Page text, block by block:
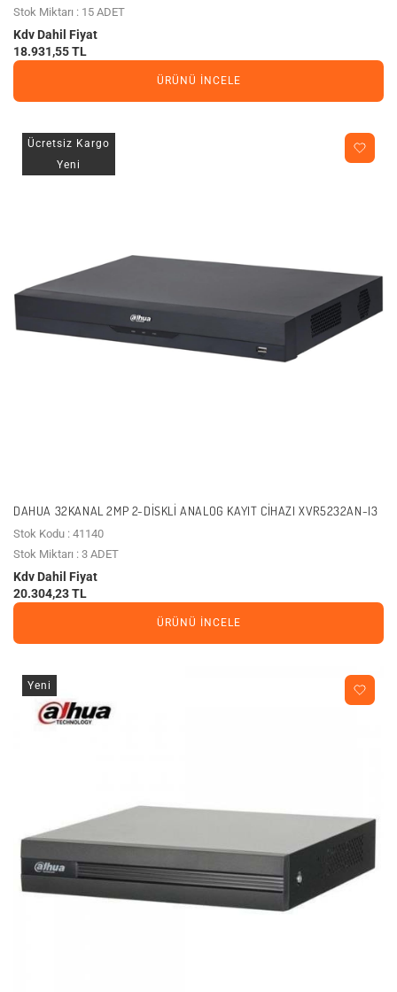
Stok Miktarı : 15 ADET
Kdv Dahil Fiyat
18.931,55 TL
ÜRÜNÜ İNCELE
Ücretsiz Kargo
Yeni
DAHUA 32KANAL 2MP 2-DISKLI ANALOG KAYIT CIHAZI XVR5232AN-I3
Stok Kodu : 41140
Stok Miktarı : 3 ADET
Kdv Dahil Fiyat
20.304,23 TL
ÜRÜNÜ İNCELE
Yeni